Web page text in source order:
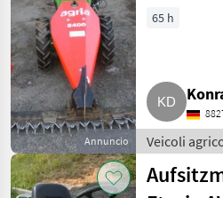
Annuncio
65 h
Veicoli
motore /